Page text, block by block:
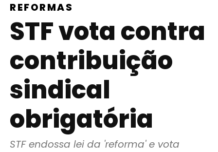
REFORMAS
STF vota contra
contribuição
sindical
obrigatória
STF endossa lei da 'reforma' e vota